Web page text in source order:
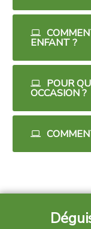
ENFANT ?
POUR
OCCASION ?